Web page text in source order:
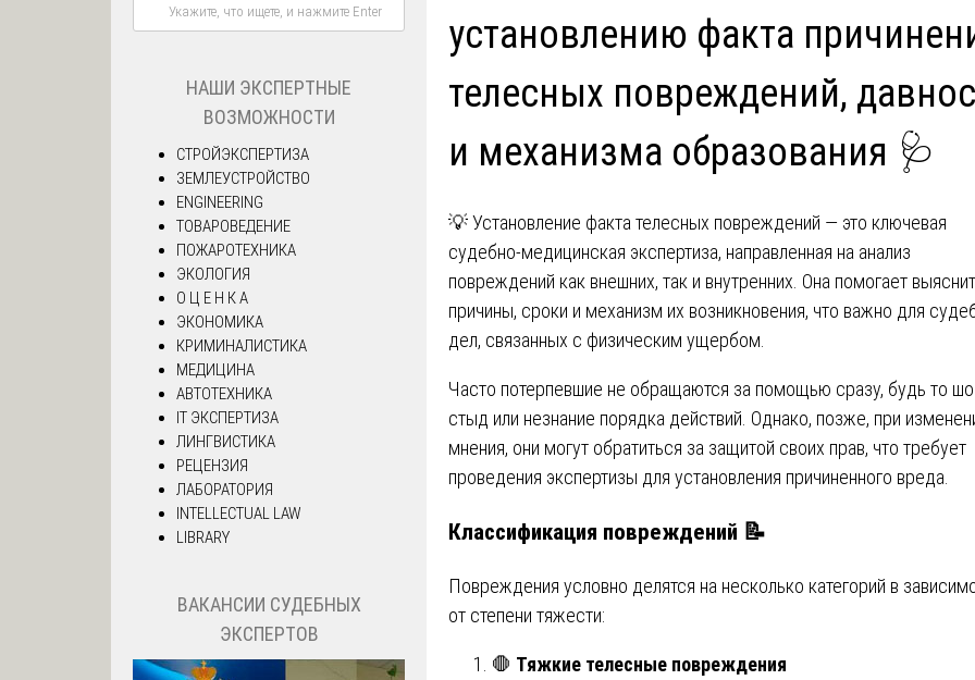
установлению факта
телесных повреждений,
и механизма образования 🩺
💡 Установление факта телесных повреждений — это ключевая
судебно-медицинская экспертиза, направленная на анализ
повреждений как внешних, так и внутренних. Она помогает
причины, сроки и механизм их возникновения, что важно для
дел, связанных с физическим ущербом.
Часто потерпевшие не обращаются за помощью сразу, будь то
стыд или незнание порядка действий. Однако, позже, при
мнения, они могут обратиться за защитой своих прав, что требует
проведения экспертизы для установления причиненного вреда.
Классификация повреждений 📝
Повреждения условно делятся на несколько категорий в
от степени тяжести:
🛑 Тяжкие телесные повреждения
НАШИ ЭКСПЕРТНЫЕ
ВОЗМОЖНОСТИ
СТРОЙЭКСПЕРТИЗА
ЗЕМЛЕУСТРОЙСТВО
ENGINEERING
ТОВАРОВЕДЕНИЕ
ПОЖАРОТЕХНИКА
ЭКОЛОГИЯ
О Ц Е Н К А
ЭКОНОМИКА
КРИМИНАЛИСТИКА
МЕДИЦИНА
АВТОТЕХНИКА
IT ЭКСПЕРТИЗА
ЛИНГВИСТИКА
РЕЦЕНЗИЯ
ЛАБОРАТОРИЯ
INTELLECTUAL LAW
LIBRARY
ВАКАНСИИ СУДЕБНЫХ
ЭКСПЕРТОВ